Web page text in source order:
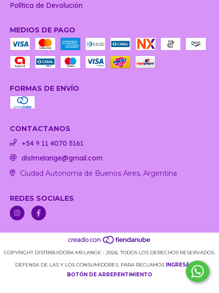
Política de Devolución
MEDIOS DE PAGO
FORMAS DE ENVÍO
CONTACTANOS
+54 9 11 4070 5161
distmelange@gmail.com
Ciudad Autonoma de Buenos Aires, Argentina
REDES SOCIALES
COPYRIGHT DISTRIBUIDORA MELANGE - 2026. TODOS LOS DERECHOS RESERVADOS.
DEFENSA DE LAS Y LOS CONSUMIDORES. PARA RECLAMOS
INGRESÁ ACÁ.
BOTÓN DE ARREPENTIMIENTO